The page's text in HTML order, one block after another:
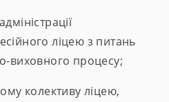
ліцею з питань
виховного процесу;
колективу ліцею,